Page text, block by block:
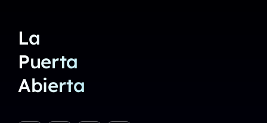
La
Puerta
Abierta